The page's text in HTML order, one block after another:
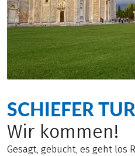
SCHIEFER
Wir kommen!
Gesagt, gebucht, es geht los